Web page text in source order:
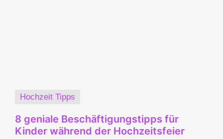
Hochzeit Tipps
8 geniale Beschäftigungstipps für
Kinder während der Hochzeitsfeier